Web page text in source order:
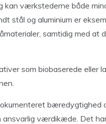
kan værkstederne både
stål og aluminium er
samtidig med at
som biobaserede eller
bæredygtighed
værdikæde. Det